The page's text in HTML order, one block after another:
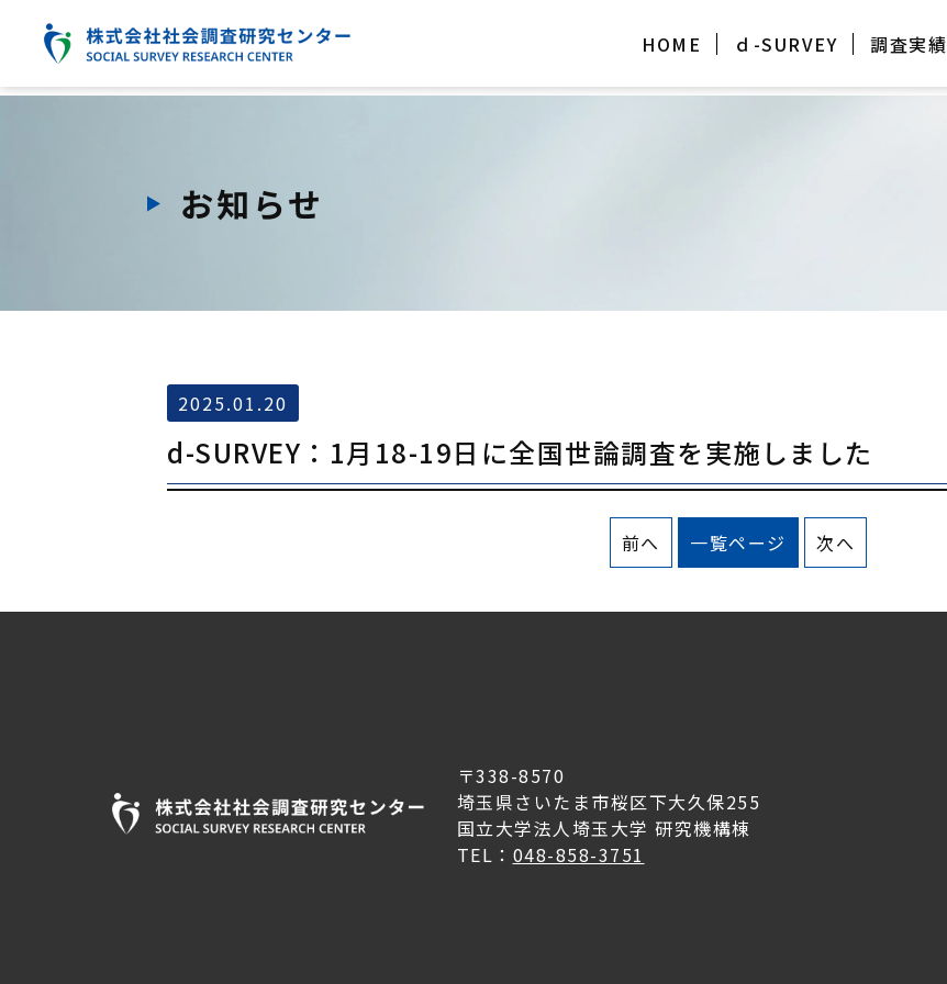
HOME ｄ-SURVEY 調査実績
お知らせ
2025.01.20
d-SURVEY：1月18-19日に全国世論調査を実施しました
前へ 一覧ページ 次へ
〒338-8570
埼玉県さいたま市桜区下大久保255
国立大学法人埼玉大学 研究機構棟
TEL： 048-858-3751